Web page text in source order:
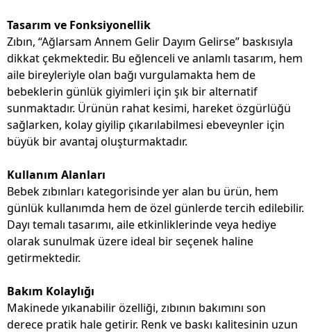
Tasarım ve Fonksiyonellik
Zıbın, “Ağlarsam Annem Gelir Dayım Gelirse” baskısıyla
dikkat çekmektedir. Bu eğlenceli ve anlamlı tasarım, hem
aile bireyleriyle olan bağı vurgulamakta hem de
bebeklerin günlük giyimleri için şık bir alternatif
sunmaktadır. Ürünün rahat kesimi, hareket özgürlüğü
sağlarken, kolay giyilip çıkarılabilmesi ebeveynler için
büyük bir avantaj oluşturmaktadır.
Kullanım Alanları
Bebek zıbınları kategorisinde yer alan bu ürün, hem
günlük kullanımda hem de özel günlerde tercih edilebilir.
Dayı temalı tasarımı, aile etkinliklerinde veya hediye
olarak sunulmak üzere ideal bir seçenek haline
getirmektedir.
Bakım Kolaylığı
Makinede yıkanabilir özelliği, zıbının bakımını son
derece pratik hale getirir. Renk ve baskı kalitesinin uzun